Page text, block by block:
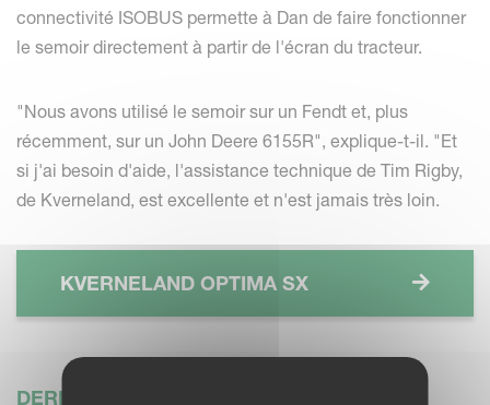
connectivité ISOBUS permette à Dan de faire fonctionner
le semoir directement à partir de l'écran du tracteur.
"Nous avons utilisé le semoir sur un Fendt et, plus
récemment, sur un John Deere 6155R", explique-t-il. "Et
si j'ai besoin d'aide, l'assistance technique de Tim Rigby,
de Kverneland, est excellente et n'est jamais très loin.
KVERNELAND OPTIMA SX
DERNIÈRES ACTUALITÉS